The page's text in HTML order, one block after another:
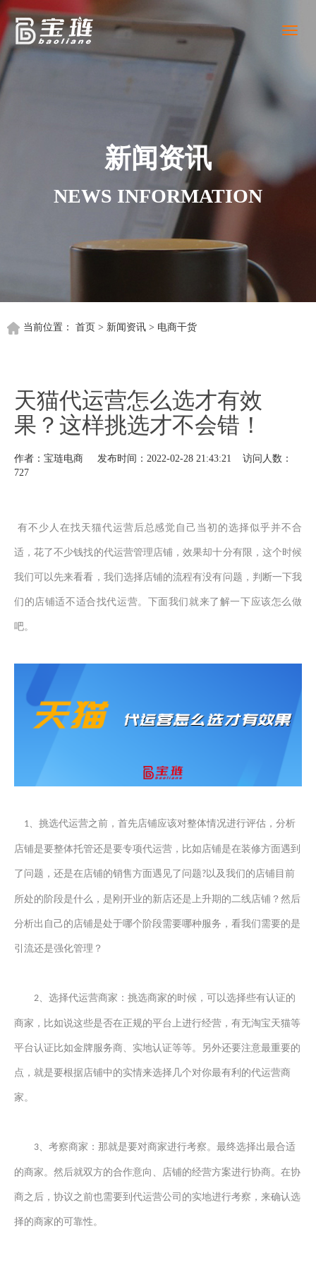
Toggle
新闻资讯
NEWS INFORMATION
当前位置： 首页 > 新闻资讯> 电商干货
天猫代运营怎么选才有效
果？这样挑选才不会错！
作者：宝琏电商 发布时间：2022-02-28 21:43:21 访问人数：
727
有不少人在找天猫代运营后总感觉自己当初的选择似乎并不合
适，花了不少钱找的代运营管理店铺，效果却十分有限，这个时候
我们可以先来看看，我们选择店铺的流程有没有问题，判断一下我
们的店铺适不适合找代运营。下面我们就来了解一下应该怎么做
吧。
1、 挑选代运营之前， 首先店铺应该对整体情况进行评估 ，分析
店铺是要整体托管还是要专项代运营， 比如 店铺是在装修方面遇到
了 问题，还是在店铺的销售方面遇见了问题?以及我们的店铺目前
所处的阶段是什么，是刚开业的新店还是上升期的二线店铺？ 然后
分析出自己的店铺是处于哪个阶段需要哪种服务 ， 看我们需要的是
引流还是强化管理？
2、选择代运营商家：挑选商家的时候，可以选择些有认证的
商家，比如说这些是否在正规的平台上进行经营 ， 有无淘宝天猫等
平台认证 比如金牌服务商、实地认证等等。另外还要注意最重要的
点，就是要根据店铺中的实情来选择几个对你最有利的代运营商
家。
3、考察商家：那就是要对商家进行考察。最终选择出最合适
的商家。然后就双方的合作意向、店铺的经营方案进行协商。在协
商之后，协议之前也需要到代运营公司的实地进行考察，来确认选
择的商家的可靠性。